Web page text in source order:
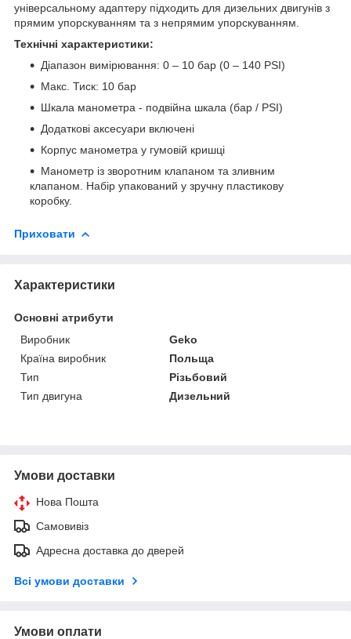
універсальному адаптеру підходить для дизельних двигунів з
прямим упорскуванням та з непрямим упорскуванням.
Технічні характеристики:
Діапазон вимірювання: 0 – 10 бар (0 – 140 PSI)
Макс. Тиск: 10 бар
Шкала манометра - подвійна шкала (бар / PSI)
Додаткові аксесуари включені
Корпус манометра у гумовій кришці
Манометр із зворотним клапаном та зливним
клапаном. Набір упакований у зручну пластикову
коробку.
Приховати
Характеристики
Основні атрибути
Виробник
Geko
Країна виробник
Польща
Тип
Різьбовий
Тип двигуна
Дизельний
Умови доставки
Нова Пошта
Самовивіз
Адресна доставка до дверей
Всі умови доставки
Умови оплати